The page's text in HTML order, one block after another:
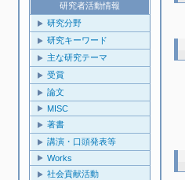
研究者活動情報
研究分野
研究キーワード
主な研究テーマ
受賞
論文
MISC
著書
講演・口頭発表等
Works
社会貢献活動